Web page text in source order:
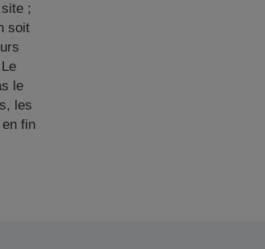
;
soit
le
les
fin